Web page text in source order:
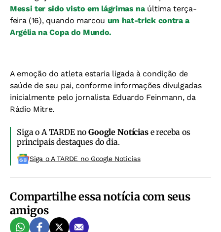
Messi ter sido visto em lágrimas naúltima terça-
feira (16), quando marcou um hat-trick contra a
Argélia na Copa do Mundo.
A emoção do atleta estaria ligada à condição de
saúde de seu pai, conforme informações divulgadas
inicialmente pelo jornalista Eduardo Feinmann, da
Rádio Mitre.
Siga o A TARDE noGoogle Notíciase receba os
principais destaques do dia.
Siga o A TARDE no Google Noticias
Compartilhe essa notícia com seus
amigos